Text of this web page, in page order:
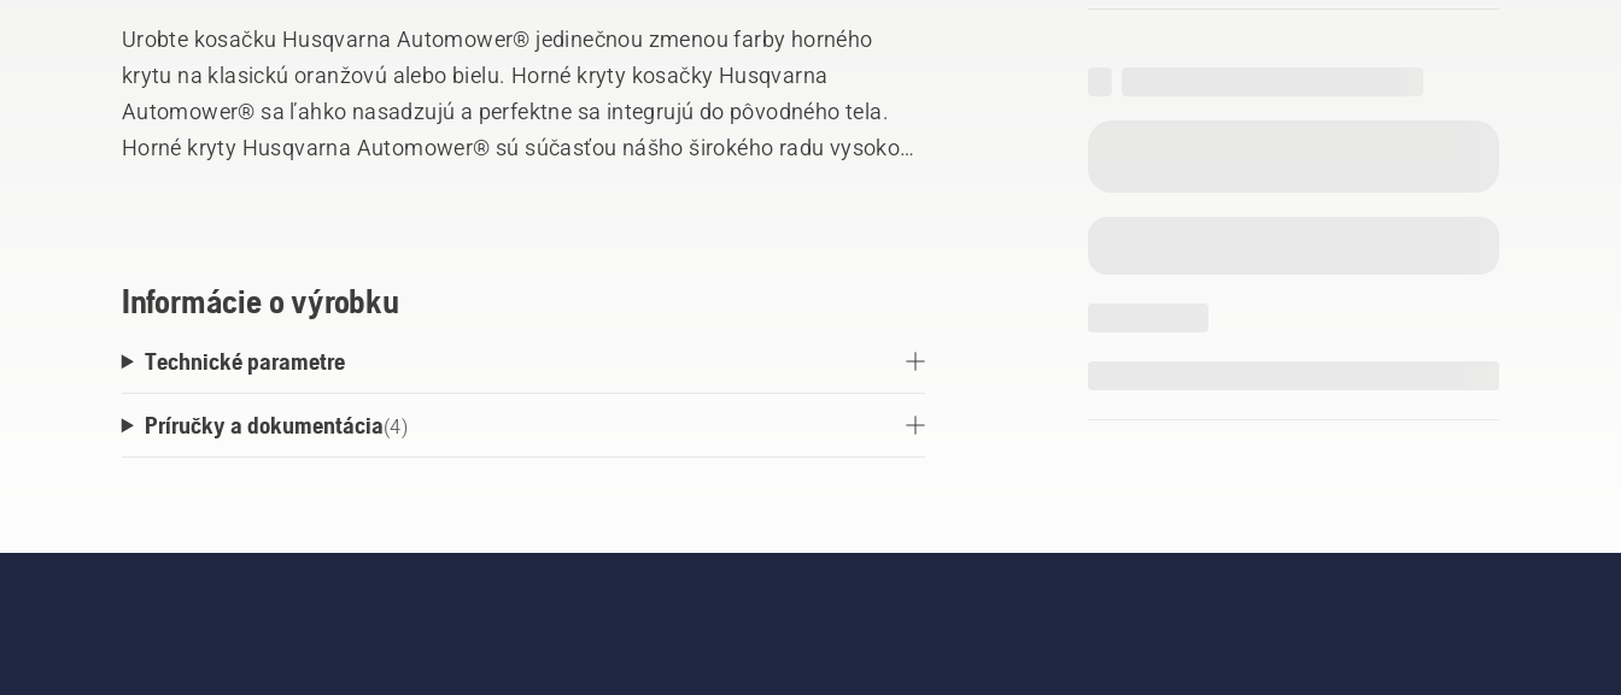
Urobte kosačku Husqvarna Automower® jedinečnou zmenou farby horného
krytu na klasickú oranžovú alebo bielu. Horné kryty kosačky Husqvarna
Automower® sa ľahko nasadzujú a perfektne sa integrujú do pôvodného tela.
Horné kryty Husqvarna Automower® sú súčasťou nášho širokého radu vysoko
Informácie o výrobku
Technické parametre
Príručky a dokumentácia(4)